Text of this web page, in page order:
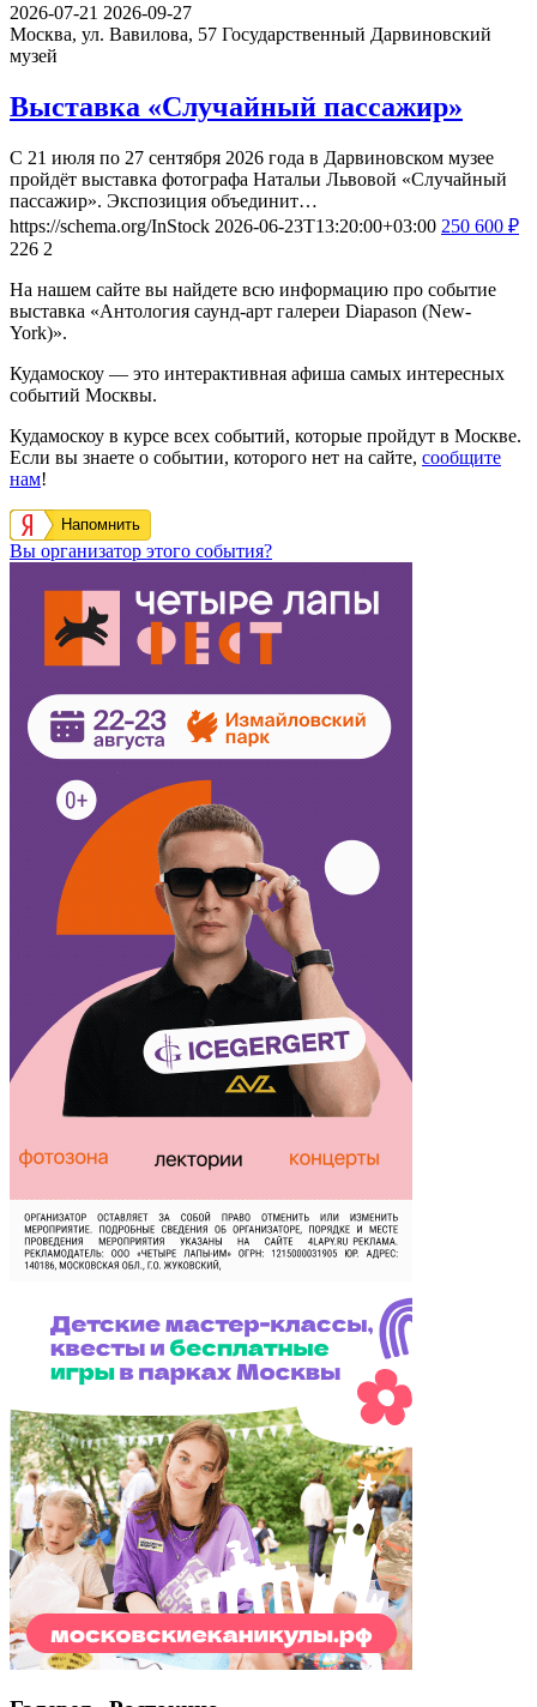
2026-07-21 2026-09-27
Москва, ул. Вавилова, 57 Государственный Дарвиновский
музей
Выставка «Случайный пассажир»
С 21 июля по 27 сентября 2026 года в Дарвиновском музее
пройдёт выставка фотографа Натальи Львовой «Случайный
пассажир». Экспозиция объединит…
https://schema.org/InStock 2026-06-23T13:20:00+03:00 250 600 ₽
226 2
На нашем сайте вы найдете всю информацию про событие
выставка «Антология саунд-арт галереи Diapason (New-
York)».
Кудамоскоу — это интерактивная афиша самых интересных
событий Москвы.
Кудамоскоу в курсе всех событий, которые пройдут в Москве.
Если вы знаете о событии, которого нет на сайте, сообщите
нам!
Напомнить
Вы организатор этого события?